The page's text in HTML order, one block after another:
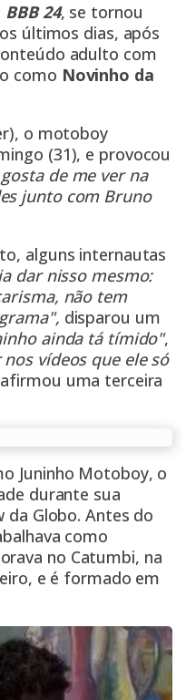
BBB 24, se tornou
últimos dias, após
adulto com
como Novinho da
o motoboy
(31), e provocou
de me ver na
junto com Bruno
alguns internautas
dar nisso mesmo:
não tem
disparou um
ainda tá tímido",
nos vídeos que ele só
afirmou uma terceira
Juninho Motoboy, o
durante sua
da Globo. Antes do
como
no Catumbi, na
e é formado em